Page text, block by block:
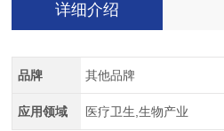
详细介绍
品牌 其他品牌
应用领域 医疗卫生,生物产业